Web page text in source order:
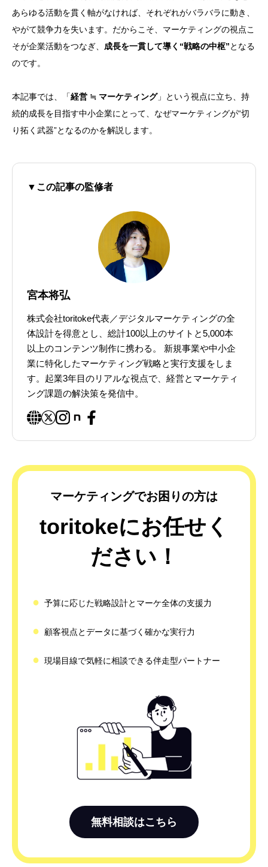
あらゆる活動を貫く軸がなければ、それぞれがバラバラに動き、
やがて競争力を失います。だからこそ、マーケティングの視点こ
そが企業活動をつなぎ、 成長を一貫して導く“戦略の中枢”となる
のです。
本記事では、「経営 ≒ マーケティング」という視点に立ち、持
続的成長を目指す中小企業にとって、なぜマーケティングが“切
り拓く武器”となるのかを解説します。
▼この記事の監修者
宮本将弘
株式会社toritoke代表／デジタルマーケティングの全
体設計を得意とし、総計100以上のサイトと5,000本
以上のコンテンツ制作に携わる。 新規事業や中小企
業に特化したマーケティング戦略と実行支援をしま
す。起業3年目のリアルな視点で、経営とマーケティ
ング課題の解決策を発信中。
マーケティングでお困りの方は
toritokeにお任せく
ださい！
● 予算に応じた戦略設計とマーケ全体の支援力
● 顧客視点とデータに基づく確かな実行力
● 現場目線で気軽に相談できる伴走型パートナー
無料相談はこちら